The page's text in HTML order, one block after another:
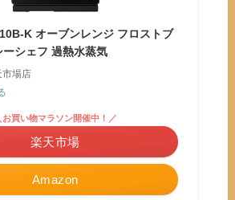
K オーブンレンジ フロストブ
ーシェフ 過熱水蒸気
市場店
Amazon
お買い物マラソン開催中！／
楽天市場